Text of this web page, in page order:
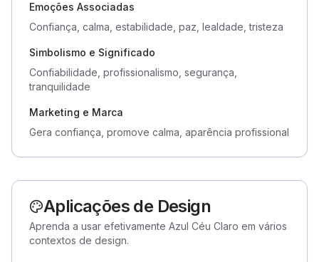
Emoções Associadas
Confiança, calma, estabilidade, paz, lealdade, tristeza
Simbolismo e Significado
Confiabilidade, profissionalismo, segurança,
tranquilidade
Marketing e Marca
Gera confiança, promove calma, aparência profissional
Aplicações de Design
Aprenda a usar efetivamente Azul Céu Claro em vários
contextos de design.